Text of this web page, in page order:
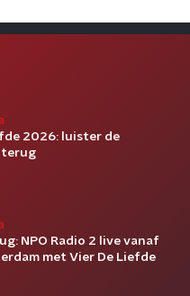
2026: luister de
terug
NPO Radio 2 live vanaf
met Vier De Liefde